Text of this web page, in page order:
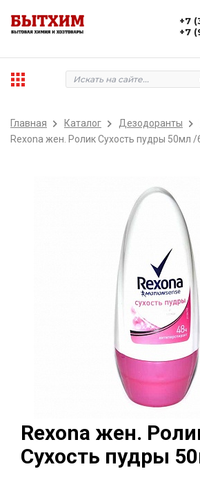
+7
+7
Главная Каталог Дезодоранты
Rexona жен. Ролик Сухость пудры 50мл /
Rexona жен.
Сухость пудры